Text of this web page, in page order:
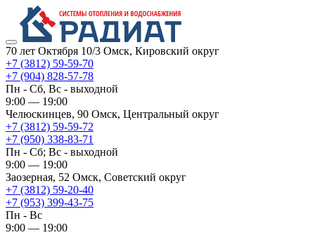
70 лет Октября 10/3 Омск, Кировский округ
+7 (3812) 59-59-70
+7 (904) 828-57-78
Пн - Сб, Вс - выходной
9:00 — 19:00
Челюскинцев, 90 Омск, ​Центральный округ
+7 (3812) 59-59-72
+7 (950) 338-83-71
Пн - Сб; Вс - выходной
9:00 — 19:00
Заозерная, 52 Омск, ​Советский округ
+7 (3812) 59-20-40
+7 (953) 399-43-75
Пн - Вс
9:00 — 19:00